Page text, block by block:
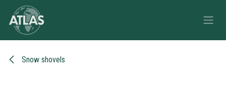
Skip to Content
Snow shovels